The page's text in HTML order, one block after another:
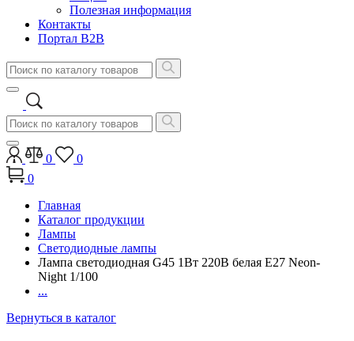
Полезная информация
Контакты
Портал B2B
0
0
0
Главная
Каталог продукции
Лампы
Светодиодные лампы
Лампа светодиодная G45 1Вт 220В белая Е27 Neon-
Night 1/100
...
Вернуться в каталог